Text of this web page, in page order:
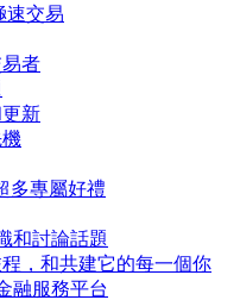
速交易
者
新
多專屬好禮
和討論話題
，和共建它的每一個你
融服務平台